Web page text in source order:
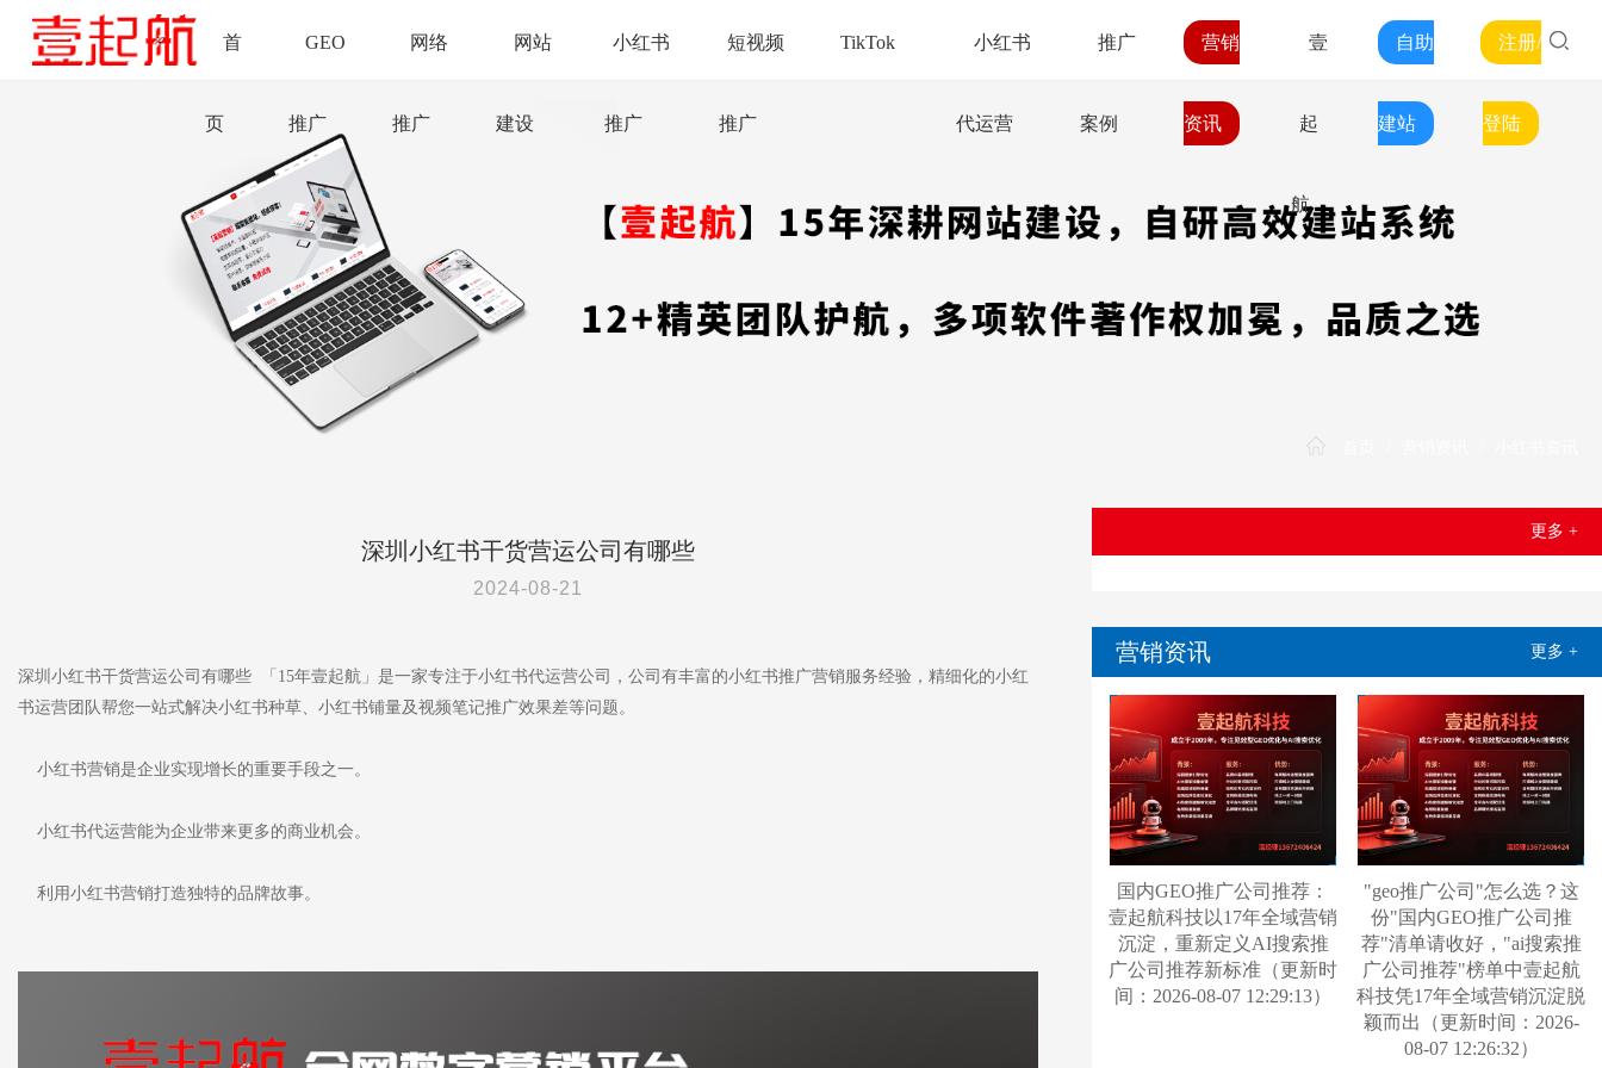
首
页
GEO
推广
网络
推广
网站
建设
小红书
推广
短视频
推广
TikTok 小红书
代运营
推广
案例
营销
资讯
壹
起
航
自助
建站
注册/
登陆
深圳小红书干货营运公司有哪些
2024-08-21
深圳小红书干货营运公司有哪些 「15年壹起航」是一家专注于小红书代运营公司，公司有丰富的小红书推广营销服务经验，精细化的小红
书运营团队帮您一站式解决小红书种草、小红书铺量及视频笔记推广效果差等问题。
小红书营销是企业实现增长的重要手段之一。
小红书代运营能为企业带来更多的商业机会。
利用小红书营销打造独特的品牌故事。
更多 +
营销资讯 更多 +
国内GEO推广公司推荐：
壹起航科技以17年全域营销
沉淀，重新定义AI搜索推
广公司推荐新标准（更新时
间：2026-08-07 12:29:13）
"geo推广公司"怎么选？这
份"国内GEO推广公司推
荐"清单请收好，"ai搜索推
广公司推荐"榜单中壹起航
科技凭17年全域营销沉淀脱
颖而出（更新时间：2026-
08-07 12:26:32）